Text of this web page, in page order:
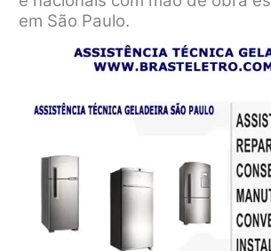
em São Paulo.